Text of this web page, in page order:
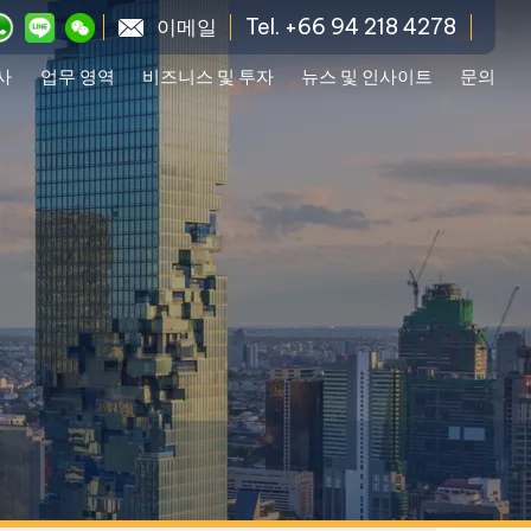
이메일 Tel. +66 94 218 4278
업무 영역 비즈니스 및 투자 뉴스 및 인사이트 문의